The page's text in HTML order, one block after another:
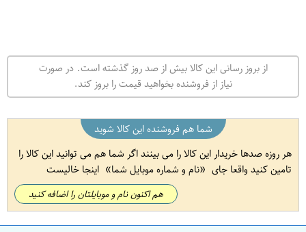
از بروز رسانی این کالا بیش از صد روز گذشته است. در صورت
نیاز از فروشنده بخواهید قیمت را بروز کند.
شما هم فروشنده این کالا شوید
هر روزه صدها خریدار این کالا را می بینند اگر شما هم می توانید این کالا را
تامین کنید واقعا جای
نام و شماره موبایل شما اینجا خالیست
هم اکنون نام و موبایلتان را اضافه کنید